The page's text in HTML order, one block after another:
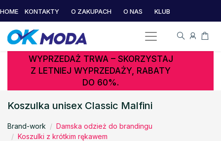
HOME KONTAKTY O ZAKUPACH O NAS KLUB
WYPRZEDAŻ TRWA – SKORZYSTAJ
Z LETNIEJ WYPRZEDAŻY, RABATY
DO 60%.
Koszulka unisex Classic Malfini
Brand-work
Damska odzież do brandingu
Koszulki z krótkim rękawem